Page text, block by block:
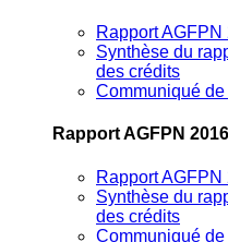
Rapport
Synthèse du
des crédits
Communiqué
Rapport AGFPN 2016
Rapport
Synthèse du
des crédits
Communiqué